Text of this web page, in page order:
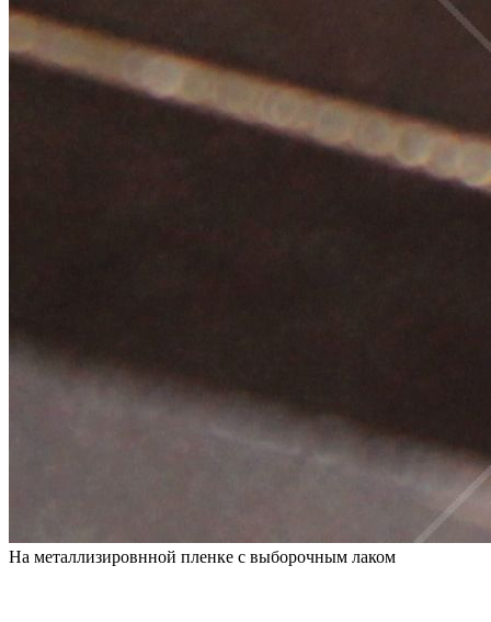
На металлизировнной пленке с выборочным лаком